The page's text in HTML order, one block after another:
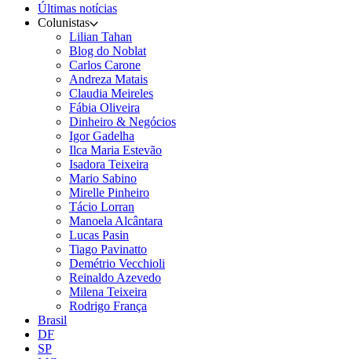
Últimas notícias
Colunistas
Lilian Tahan
Blog do Noblat
Carlos Carone
Andreza Matais
Claudia Meireles
Fábia Oliveira
Dinheiro & Negócios
Igor Gadelha
Ilca Maria Estevão
Isadora Teixeira
Mario Sabino
Mirelle Pinheiro
Tácio Lorran
Manoela Alcântara
Lucas Pasin
Tiago Pavinatto
Demétrio Vecchioli
Reinaldo Azevedo
Milena Teixeira
Rodrigo França
Brasil
DF
SP